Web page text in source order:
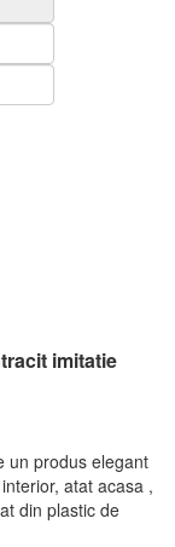
imitatie
un produs elegant
atat acasa ,
din plastic de